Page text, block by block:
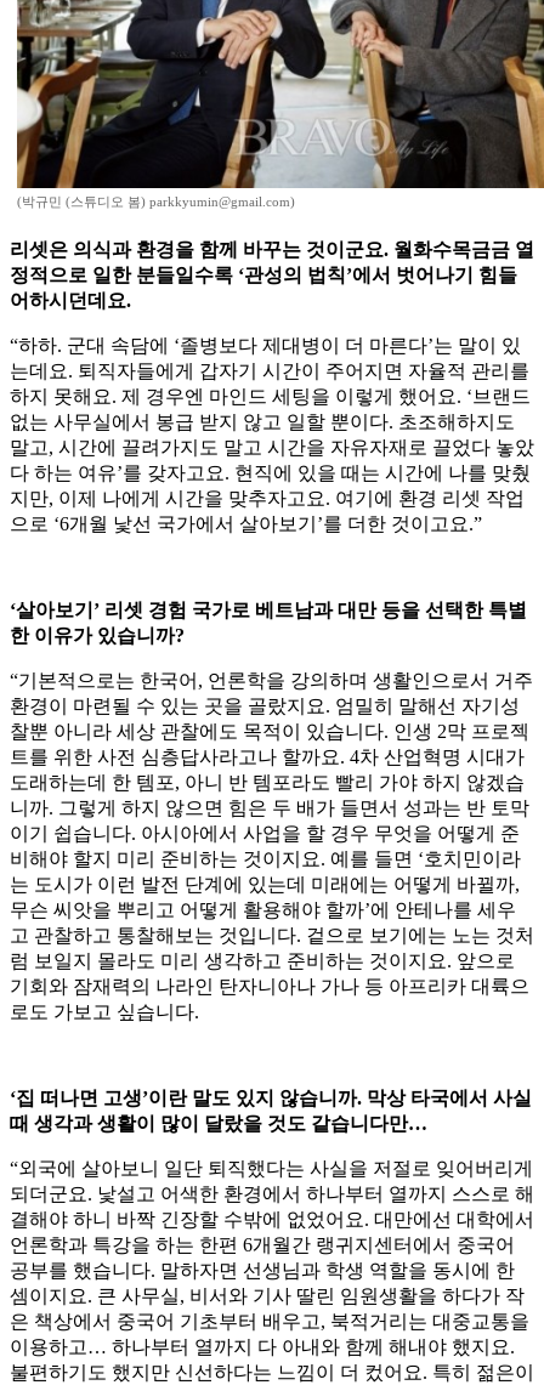
(박규민 (스튜디오 봄) parkkyumin@gmail.com)
리셋은 의식과 환경을 함께 바꾸는 것이군요. 월화수목금금 열
정적으로 일한 분들일수록 ‘관성의 법칙’에서 벗어나기 힘들
어하시던데요.
“하하. 군대 속담에 ‘졸병보다 제대병이 더 마른다’는 말이 있
는데요. 퇴직자들에게 갑자기 시간이 주어지면 자율적 관리를
하지 못해요. 제 경우엔 마인드 세팅을 이렇게 했어요. ‘브랜드
없는 사무실에서 봉급 받지 않고 일할 뿐이다. 초조해하지도
말고, 시간에 끌려가지도 말고 시간을 자유자재로 끌었다 놓았
다 하는 여유’를 갖자고요. 현직에 있을 때는 시간에 나를 맞췄
지만, 이제 나에게 시간을 맞추자고요. 여기에 환경 리셋 작업
으로 ‘6개월 낯선 국가에서 살아보기ʼ를 더한 것이고요.”
‘살아보기’ 리셋 경험 국가로 베트남과 대만 등을 선택한 특별
한 이유가 있습니까?
“기본적으로는 한국어, 언론학을 강의하며 생활인으로서 거주
환경이 마련될 수 있는 곳을 골랐지요. 엄밀히 말해선 자기성
찰뿐 아니라 세상 관찰에도 목적이 있습니다. 인생 2막 프로젝
트를 위한 사전 심층답사라고나 할까요. 4차 산업혁명 시대가
도래하는데 한 템포, 아니 반 템포라도 빨리 가야 하지 않겠습
니까. 그렇게 하지 않으면 힘은 두 배가 들면서 성과는 반 토막
이기 쉽습니다. 아시아에서 사업을 할 경우 무엇을 어떻게 준
비해야 할지 미리 준비하는 것이지요. 예를 들면 ‘호치민이라
는 도시가 이런 발전 단계에 있는데 미래에는 어떻게 바뀔까,
무슨 씨앗을 뿌리고 어떻게 활용해야 할까’에 안테나를 세우
고 관찰하고 통찰해보는 것입니다. 겉으로 보기에는 노는 것처
럼 보일지 몰라도 미리 생각하고 준비하는 것이지요. 앞으로
기회와 잠재력의 나라인 탄자니아나 가나 등 아프리카 대륙으
로도 가보고 싶습니다.
‘집 떠나면 고생’이란 말도 있지 않습니까. 막상 타국에서 사실
때 생각과 생활이 많이 달랐을 것도 같습니다만…
“외국에 살아보니 일단 퇴직했다는 사실을 저절로 잊어버리게
되더군요. 낯설고 어색한 환경에서 하나부터 열까지 스스로 해
결해야 하니 바짝 긴장할 수밖에 없었어요. 대만에선 대학에서
언론학과 특강을 하는 한편 6개월간 랭귀지센터에서 중국어
공부를 했습니다. 말하자면 선생님과 학생 역할을 동시에 한
셈이지요. 큰 사무실, 비서와 기사 딸린 임원생활을 하다가 작
은 책상에서 중국어 기초부터 배우고, 북적거리는 대중교통을
이용하고… 하나부터 열까지 다 아내와 함께 해내야 했지요.
불편하기도 했지만 신선하다는 느낌이 더 컸어요. 특히 젊은이